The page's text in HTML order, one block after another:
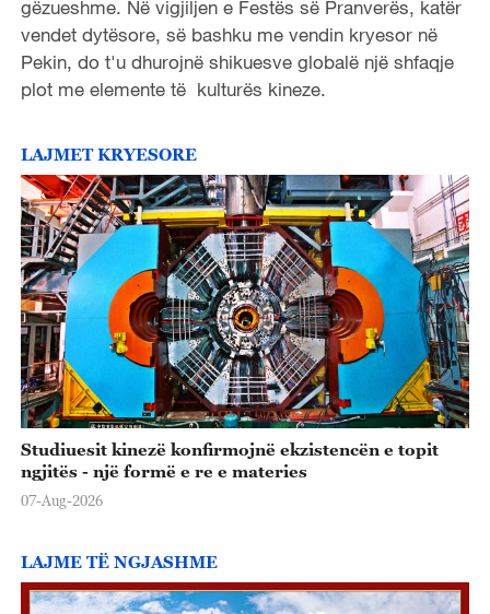
gëzueshme. Në vigjiljen e Festës së Pranverës, katër
vendet dytësore, së bashku me vendin kryesor në
Pekin, do t'u dhurojnë shikuesve globalë një shfaqje
plot me elemente të kulturës kineze.
LAJMET KRYESORE
Studiuesit kinezë konfirmojnë ekzistencën e topit
ngjitës - një formë e re e materies
07-Aug-2026
LAJME TË NGJASHME